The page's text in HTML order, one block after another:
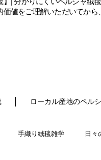
値をご理解いただいてか
ローカル産地のペル
手織り絨毯雑学 日々